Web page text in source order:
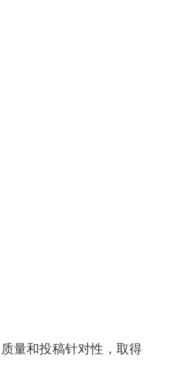
量和投稿针对性，取得